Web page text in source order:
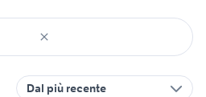
Dal più recente